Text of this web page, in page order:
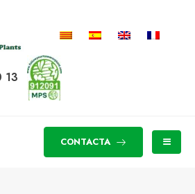
13
CONTACTA